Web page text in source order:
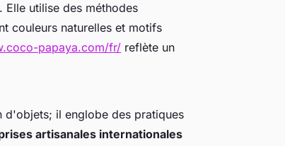
Elle utilise des méthodes
couleurs naturelles et motifs
papaya.com/fr/ reflète un
d'objets; il englobe des pratiques
artisanales internationales